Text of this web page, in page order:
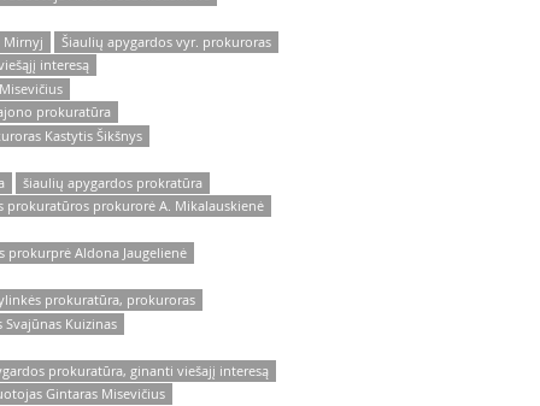
Mirnyj
Šiaulių apygardos vyr. prokuroras
interesą
prokuratūra
Kastytis Šikšnys
šiaulių apygardos prokratūra
prokurorė A. Mikalauskienė
Aldona Jaugelienė
prokuratūra, prokuroras
Kuizinas
prokuratūra, ginanti viešajį interesą
Gintaras Misevičius